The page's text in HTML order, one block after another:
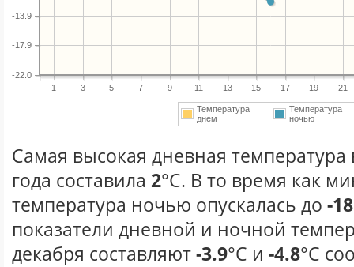
1 3 5 7 9 11 13 15 17 19 21
-22.0
-17.9
-13.9
Температура
днем
Температура
ночью
Самая высокая дневная температура
года составила 2°С. В то время как
температура ночью опускалась до -18
показатели дневной и ночной
декабря составляют-3.9°С и -4.8°С